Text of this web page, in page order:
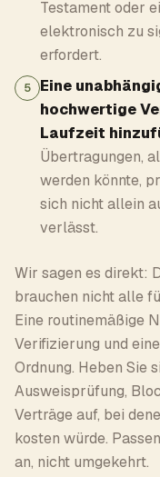
Testament oder
elektronisch zu
erfordert.
5
Eine
hochwertige
Laufzeit
Übertragungen,
werden könnte,
sich nicht allein
verlässt.
Wir sagen es direkt:
brauchen nicht alle
Eine routinemäßige
Verifizierung und
Ordnung. Heben Sie
Ausweisprüfung,
Verträge auf, bei
kosten würde.
an, nicht umgekehrt.